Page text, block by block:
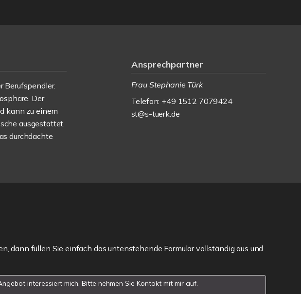
Berufspendler.
Der
kann zu einem
ausgestattet.
durchdachte
Ansprechpartner
Frau Stephanie Türk
Telefon: +49 1512 7079424
st@s-tuerk.de
dann füllen Sie einfach das untenstehende Formular vollständig aus und